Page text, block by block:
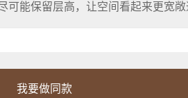
能保留层高，让空间看起来更宽敞
我要做同款